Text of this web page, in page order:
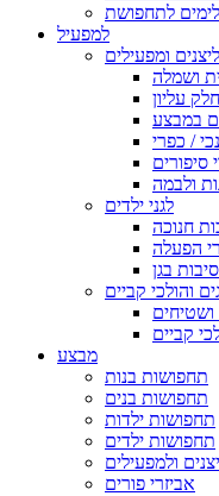
לתחפושת
למפעיל
ליצנים ומפעילים
ושמלה
עליון
במבצע
/ כפרי
סיפורים
ולבמה
לגני ילדים
חנוכה
הפעלה
בגן
והולכי קביים
קביים
מבצע
תחפושות בנות
תחפושות בנים
תחפושות ילדות
תחפושות ילדים
אביזרי פורים